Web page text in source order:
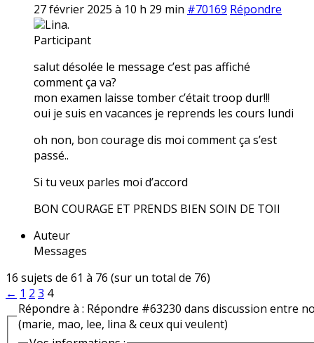
27 février 2025 à 10 h 29 min #70169 Répondre
Lina.
Participant
salut désolée le message c’est pas affiché
comment ça va?
mon examen laisse tomber c’était troop dur!!!
oui je suis en vacances je reprends les cours lundi
oh non, bon courage dis moi comment ça s’est
passé..
Si tu veux parles moi d’accord
BON COURAGE ET PRENDS BIEN SOIN DE TOII
Auteur
Messages
16 sujets de 61 à 76 (sur un total de 76)
← 1 2 3 4
Répondre à : Répondre #63230 dans discussion entre
(marie, mao, lee, lina & ceux qui veulent)